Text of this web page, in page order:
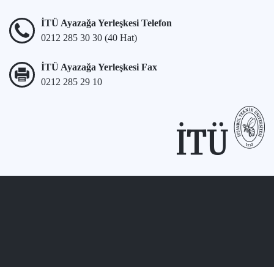
İTÜ Ayazağa Yerleşkesi Telefon
0212 285 30 30 (40 Hat)
İTÜ Ayazağa Yerleşkesi Fax
0212 285 29 10